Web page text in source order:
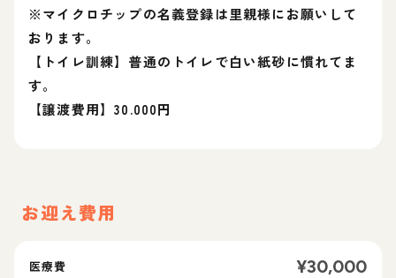
※マイクロチップの名義登録は里親様にお願いして
おります。
【トイレ訓練】普通のトイレで白い紙砂に慣れてま
す。
【譲渡費用】30.000円
お迎え費用
医療費 ¥30,000